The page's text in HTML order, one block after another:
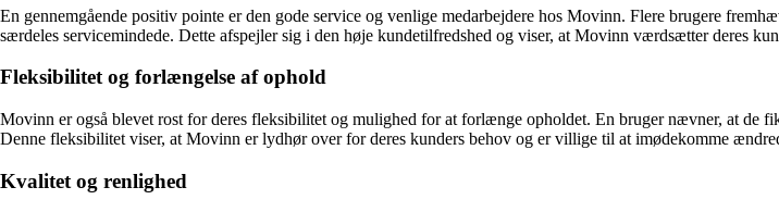
En gennemgående positiv pointe er den gode service og venlige medarbejdere hos Movinn. Flere brugere
særdeles servicemindede. Dette afspejler sig i den høje kundetilfredshed og viser, at Movinn værdsætter deres
Fleksibilitet og forlængelse af ophold
Movinn er også blevet rost for deres fleksibilitet og mulighed for at forlænge opholdet. En bruger nævner, at de
Denne fleksibilitet viser, at Movinn er lydhør over for deres kunders behov og er villige til at imødekomme
Kvalitet og renlighed